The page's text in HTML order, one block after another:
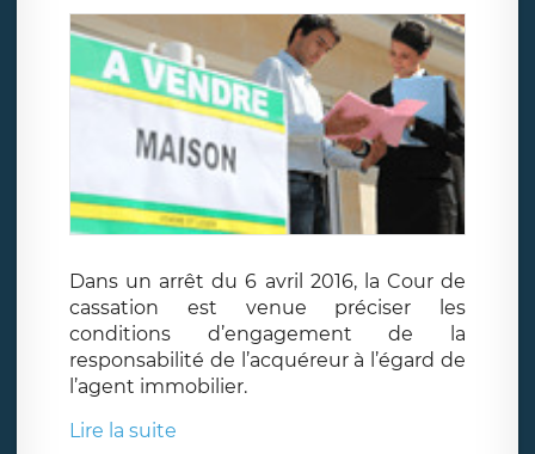
Dans un arrêt du 6 avril 2016, la Cour de
cassation est venue préciser les
conditions d’engagement de la
responsabilité de l’acquéreur à l’égard de
l’agent immobilier.
Lire la suite